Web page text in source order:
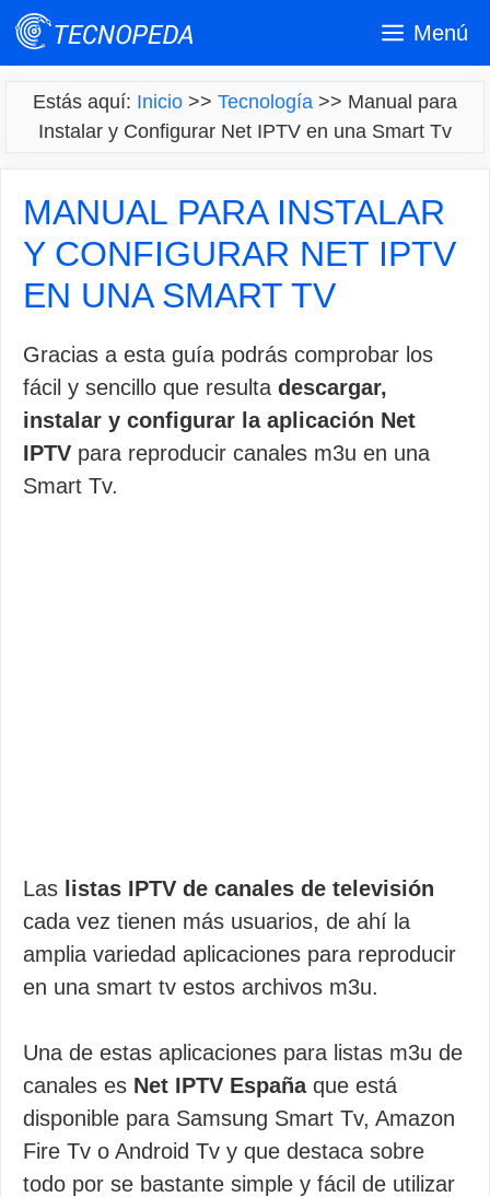
Saltar
Menú
Estás aquí: Inicio >> Tecnología >> Manual para
Instalar y Configurar Net IPTV en una Smart Tv
MANUAL PARA INSTALAR
Y CONFIGURAR NET IPTV
EN UNA SMART TV
Gracias a esta guía podrás comprobar los
fácil y sencillo que resulta descargar,
instalar y configurar la aplicación Net
IPTV para reproducir canales m3u en una
Smart Tv.
Las listas IPTV de canales de televisión
cada vez tienen más usuarios, de ahí la
amplia variedad aplicaciones para reproducir
en una smart tv estos archivos m3u.
Una de estas aplicaciones para listas m3u de
canales es Net IPTV Españaque está
disponible para Samsung Smart Tv, Amazon
Fire Tv o Android Tv y que destaca sobre
todo por se bastante simple y fácil de utilizar